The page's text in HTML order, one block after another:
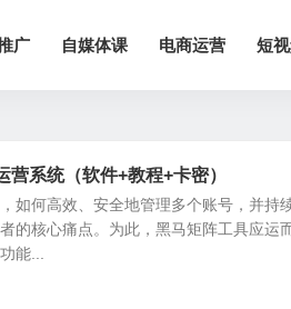
广 自媒体课 电商运营 短
系统（软件+教程+卡密）
如何高效、安全地管理多个账号，并持
的核心痛点。为此，黑马矩阵工具应运
能...